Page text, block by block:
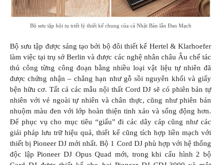
Bộ sưu tập hội tụ triết lý thiết kế chung của cả Nhật Bản lẫn Đan Mạch
Bộ sưu tập được sáng tạo bởi bộ đôi thiết kế Hertel & Klarhoefer
làm việc tại trụ sở Berlin và được các nghệ nhân châu Âu chế tác
thủ công từng công đoạn bằng nhiều loại vật liệu tự nhiên đã
được chứng nhận – chẳng hạn như gỗ sồi nguyên khối và giấy
bện hữu cơ. Tất cả các mẫu nội thất Cord DJ sẽ có phiên bản tự
nhiên với vẻ ngoài tự nhiên và chân thực, cũng như phiên bản
nhuộm màu đen với lớp hoàn thiện tinh xảo và sống động hơn.
Để phục vụ cho mục tiêu “giấu” đi các dây cáp cũng như các
giải pháp lưu trữ hiệu quả, thiết kế cũng tích hợp liền mạch với
thiết bị Pioneer DJ mới nhất. Bộ 1 Cord DJ phù hợp với hệ thống
độc lập Pioneer DJ Opus Quad mới, trong khi cấu hình 2 bộ